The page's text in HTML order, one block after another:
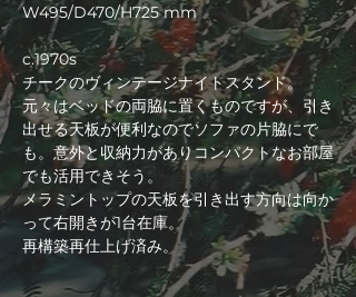
W495/D470/H725 mm
c.1970s
チークのヴィンテージナイトスタンド。
元々はベッドの両脇に置くものですが、引き
出せる天板が便利なのでソファの片脇にで
も。意外と収納力がありコンパクトなお部屋
でも活用できそう。
メラミントップの天板を引き出す方向は向か
って右開きが1台在庫。
再構築再仕上げ済み。